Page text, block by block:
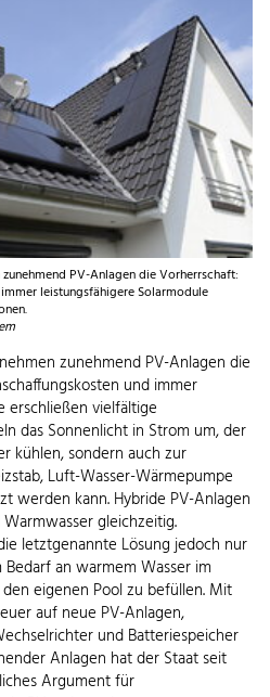
PV-Anlagen die Vorherrschaft:
leistungsfähigere Solarmodule
zunehmend PV-Anlagen die
und immer
erschließen vielfältige
das Sonnenlicht in Strom um, der
kühlen, sondern auch zur
Luft-Wasser-Wärmepumpe
werden kann. Hybride PV-Anlagen
gleichzeitig.
letztgenannte Lösung jedoch nur
an warmem Wasser im
eigenen Pool zu befüllen. Mit
auf neue PV-Anlagen,
und Batteriespeicher
Anlagen hat der Staat seit
Argument für